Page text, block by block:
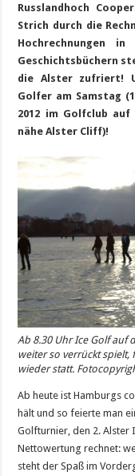
Russlandhoch
Strich durch die
Hochrechnungen
Geschichtsbüchern
die Alster zufriert!
Golfer am Samstag
2012 im Golfclub auf
nähe Alster Cliff)!
Ab 8.30 Uhr Ice Golf auf
weiter so verrückt spielt,
wieder statt.
Ab heute ist Hamburgs
hält und so feierte man
Golfturnier, den 2. Alster
Nettowertung rechnet:
steht der Spaß im